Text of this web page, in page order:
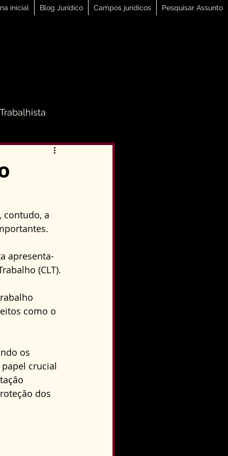
inicial Blog Jurídico Campos jurídicos Pesquisar Assunto
Direito Condominial
contudo, a
apresenta-
(CLT).
como o
os
crucial
dos